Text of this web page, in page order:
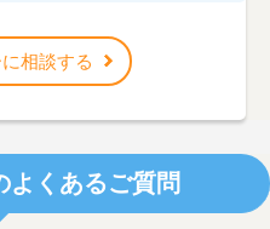
相談する
よくあるご質問